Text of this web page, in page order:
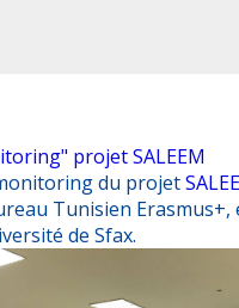
Appels
la Tunisie
projet SALEEM
du projet
Tunisien Erasmus+,
de Sfax.